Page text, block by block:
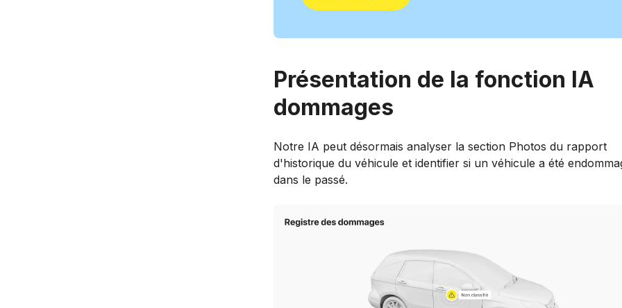
Présentation de la fonction IA
dommages
Notre IA peut désormais analyser la section Photos du rapport
d'historique du véhicule et identifier si un véhicule a été
dans le passé.